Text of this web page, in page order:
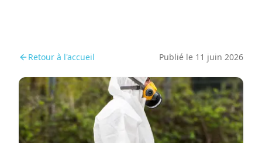
Retour à l'accueil Publié le 11 juin 2026